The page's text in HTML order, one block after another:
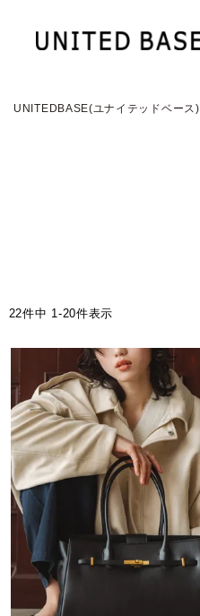
UNITEDBASE(ユナイテッドベース)
22件中 1 -20件表示